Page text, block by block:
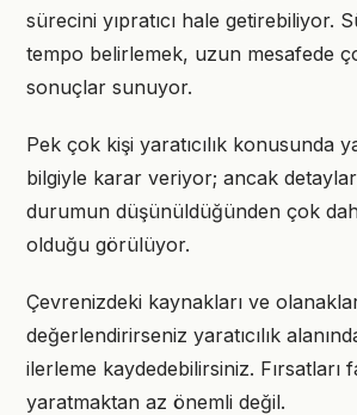
sürecini yıpratıcı hale getirebiliyor.
tempo belirlemek, uzun mesafede
sonuçlar sunuyor.
Pek çok kişi yaratıcılık konusunda
bilgiyle karar veriyor; ancak
durumun düşünüldüğünden çok
olduğu görülüyor.
Çevrenizdeki kaynakları ve
değerlendirirseniz yaratıcılık
ilerleme kaydedebilirsiniz. Fırsatları
yaratmaktan az önemli değil.